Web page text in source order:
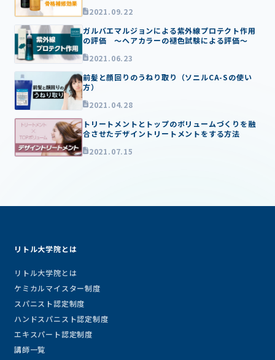
2021.09.22
ガルバエマルジョンによる紫外線プロテクト作用
の評価 ～ヘアカラーの褪色試験による評価～
2021.06.23
前髪と顔回りのうねり取り（ソニルCA-Sの使い
方）
2021.04.28
トリートメントとトップのボリュームづくりを融
合させたデザイントリートメントをする方法
2021.07.15
リトル大学院とは
リトル大学院とは
ケミカルマイスター制度
スパニスト認定制度
ハンドスパニスト認定制度
エキスパート認定制度
講師一覧